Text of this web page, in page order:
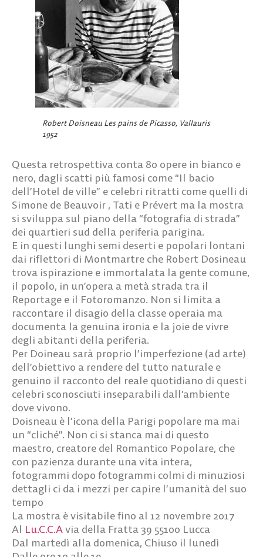
Robert Doisneau Les pains de Picasso, Vallauris
1952
Questa retrospettiva conta 80 opere in bianco e
nero, dagli scatti più famosi come “Il bacio
dell’Hotel de ville” e celebri ritratti come quelli di
Simone de Beauvoir , Tati e Prévert ma la mostra
si sviluppa sul piano della “fotografia di strada”
dei quartieri sud della periferia parigina.
E in questi lunghi semi deserti e popolari lontani
dai riflettori di Montmartre che Robert Dosineau
trova ispirazione e immortalata la gente comune,
il popolo, in un’opera a metà strada tra il
Reportage e il Fotoromanzo. Non si limita a
raccontare il disagio della classe operaia ma
documenta la genuina ironia e la joie de vivre
degli abitanti della periferia.
Per Doineau sarà proprio l’imperfezione (ad arte)
dell’obiettivo a rendere del tutto naturale e
genuino il racconto del reale quotidiano di questi
celebri sconosciuti inseparabili dall’ambiente
dove vivono.
Doisneau è l’icona della Parigi popolare ma mai
un “cliché”. Non ci si stanca mai di questo
maestro, creatore del Romantico Popolare, che
con pazienza durante una vita intera,
fotogrammi dopo fotogrammi colmi di minuziosi
dettagli ci da i mezzi per capire l’umanità del suo
tempo
La mostra è visitabile fino al 12 novembre 2017
Al Lu.C.C.Avia della Fratta 39 55100 Lucca
Dal martedì alla domenica, Chiuso il lunedì